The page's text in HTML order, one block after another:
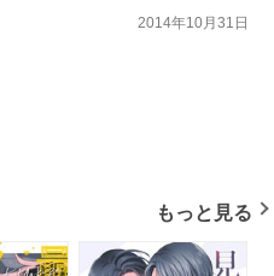
無い！双子の片割れに決め台詞
2014年10月31日
もっと見る